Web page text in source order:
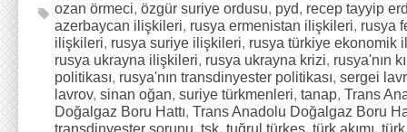
ozan örmeci, özgür suriye ordusu, pyd, recep tayyip
azerbaycan ilişkileri, rusya ermenistan ilişkileri, rusya
ilişkileri, rusya suriye ilişkileri, rusya türkiye ekonomik
rusya ukrayna ilişkileri, rusya ukrayna krizi, rusya'nın
politikası, rusya'nın transdinyester politikası, sergei
lavrov, sinan oğan, suriye türkmenleri, tanap, Trans
Doğalgaz Boru Hattı, Trans Anadolu Doğalgaz Boru
transdinyester sorunu, tsk, tuğrul türkeş, türk akımı, türk